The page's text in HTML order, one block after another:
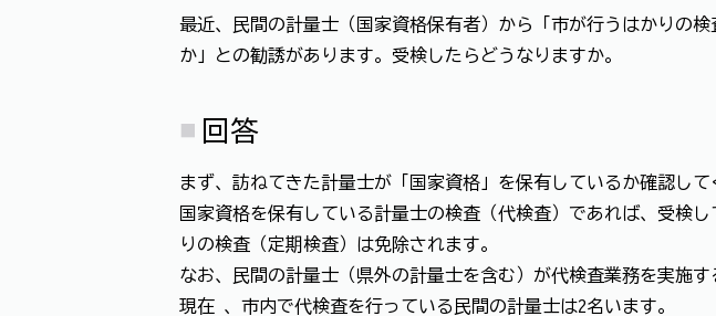
最近、民間の計量士（国家資格保有者）から「市が行うはかりの
か」との勧誘があります。受検したらどうなりますか。
回答
まず、訪ねてきた計量士が「国家資格」を保有しているか確認して
国家資格を保有している計量士の検査（代検査）であれば、受検
りの検査（定期検査）は免除されます。
なお、民間の計量士（県外の計量士を含む）が代検査業務を実施
現在 、市内で代検査を行っている民間の計量士は2名います。